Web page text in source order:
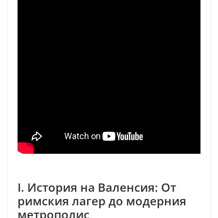
I. История на Валенсия: От
римския лагер до модерния
метрополис